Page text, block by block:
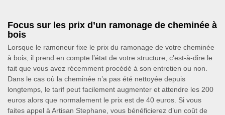
Focus sur les prix d’un ramonage de cheminée à
bois
Lorsque le ramoneur fixe le prix du ramonage de votre cheminée
à bois, il prend en compte l’état de votre structure, c’est-à-dire le
fait que vous avez récemment procédé à son entretien ou non.
Dans le cas où la cheminée n’a pas été nettoyée depuis
longtemps, le tarif peut facilement augmenter et attendre les 200
euros alors que normalement le prix est de 40 euros. Si vous
faites appel à Artisan Stephane, vous bénéficierez d’un coût de